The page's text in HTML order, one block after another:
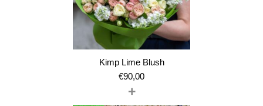
Kimp Lime Blush
€90,00
+